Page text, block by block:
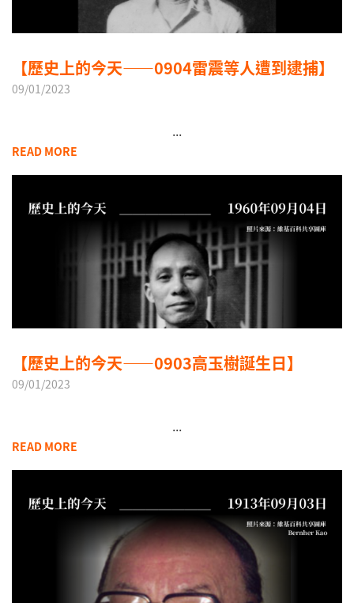
【歷史上的今天——0904雷震等人遭到逮捕】
09/01/2023
...
READ MORE
【歷史上的今天——0903高玉樹誕生日】
09/01/2023
...
READ MORE